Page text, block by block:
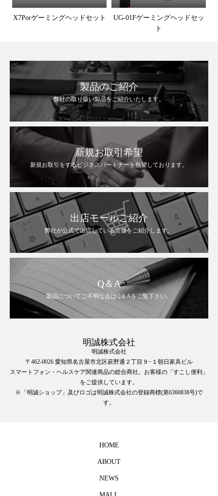
X7Porゲーミングヘッドセット
UG-01Fゲーミングヘッドセッ
ト
製品のご紹介
弊社の取り扱い製品をご紹介いたします。
新規お取引希望
新規お取引をするビジネスパートナーを熱望しております。
出店モールご紹介
弊社が公式で出店している店舗をご紹介します。
Q＆A
製品についてご不明な点はQ＆Aをご覧下さい。
明誠株式会社
明誠株式会社
〒462-0026 愛知県名古屋市北区萩野通２丁目９−１朝日家具ビル
スマートフォン・ヘルスケア関連商品の総合商社。お客様の「すこし便利」
をご提供しています。
※「明誠ショップ」及びロゴは明誠株式会社の登録商標(第6360838号)で
す。
HOME
ABOUT
NEWS